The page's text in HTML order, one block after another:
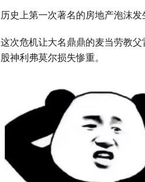
历史上第一次著名的房地产泡沫发
这次危机让大名鼎鼎的麦当劳教
股神利弗莫尔损失惨重。